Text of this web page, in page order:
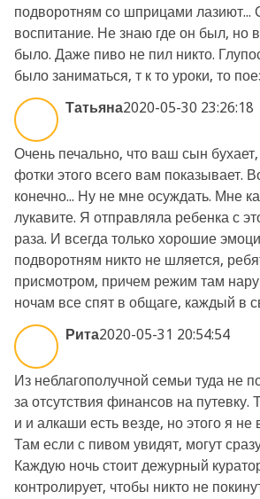
подворотням со шприцами лазиют...
воспитание. Не знаю где он был, но
было. Даже пиво не пил никто.
было заниматься, т к то уроки, то
Татьяна2020-05-30 23:26:18
Очень печально, что ваш сын
фотки этого всего вам показывает.
конечно... Ну не мне осуждать. Мне
лукавите. Я отправляла ребенка с
раза. И всегда только хорошие
подворотням никто не шляется,
присмотром, причем режим там
ночам все спят в общаге, каждый в
Рита2020-05-31 20:54:54
Из неблагополучной семьи туда не
за отсутствия финансов на
и и алкаши есть везде, но этого я
Там если с пивом увидят, могут
Каждую ночь стоит дежурный
контролирует, чтобы никто не